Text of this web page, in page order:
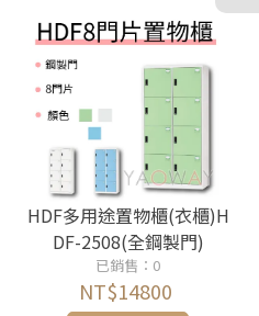
HDF多用途置物櫃(衣櫃)H
DF-2508(全鋼製門)
已銷售：0
NT$14800